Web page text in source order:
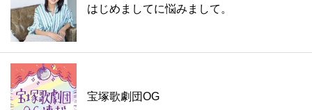
はじめましてに悩みまして。
宝塚歌劇団OG